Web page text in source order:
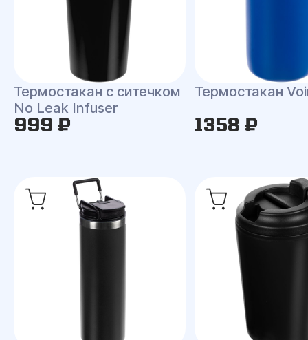
Термостакан с ситечком
No Leak Infuser
999 ₽
Термостакан
1358 ₽